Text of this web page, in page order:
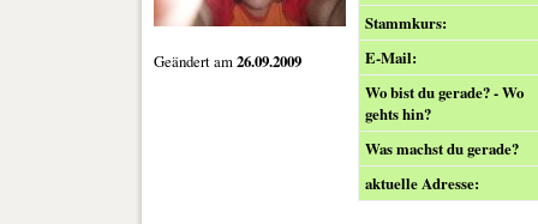
Geändert am26.09.2009
Stammkurs:
E-Mail:
Wo bist du gerade? - Wo
gehts hin?
Was machst du gerade?
aktuelle Adresse: